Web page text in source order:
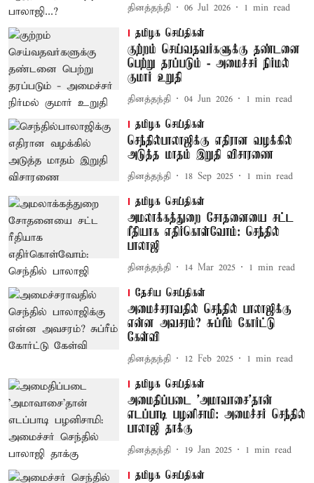
தினத்தந்தி 06 Jul 2026 1 min read
தமிழக செய்திகள்
குற்றம் செய்வதவர்களுக்கு தண்டனை
பெற்று தரப்படும் - அமைச்சர் நிர்மல்
குமார் உறுதி
தினத்தந்தி 04 Jun 2026 1 min read
தமிழக செய்திகள்
செந்தில்பாலாஜிக்கு எதிரான வழக்கில்
அடுத்த மாதம் இறுதி விசாரணை
தினத்தந்தி 18 Sep 2025 1 min read
தமிழக செய்திகள்
அமலாக்கத்துறை சோதனையை சட்ட
ரீதியாக எதிர்கொள்வோம்: செந்தில்
பாலாஜி
தினத்தந்தி 14 Mar 2025 1 min read
தேசிய செய்திகள்
அமைச்சராவதில் செந்தில் பாலாஜிக்கு
என்ன அவசரம்? சுப்ரீம் கோர்ட்டு
கேள்வி
தினத்தந்தி 12 Feb 2025 1 min read
தமிழக செய்திகள்
அமைதிப்படை 'அமாவாசை'தான்
எடப்பாடி பழனிசாமி: அமைச்சர் செந்தில்
பாலாஜி தாக்கு
தினத்தந்தி 19 Jan 2025 1 min read
தமிழக செய்திகள்